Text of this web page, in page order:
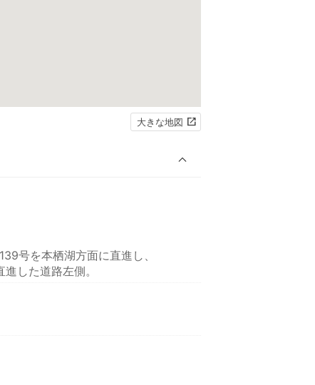
大きな地図
号を本栖湖方面に直進し、
した道路左側。